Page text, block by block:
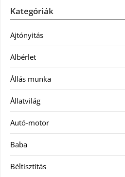
Kategóriák
Ajtónyitás
Albérlet
Állás munka
Állatvilág
Autó-motor
Baba
Béltisztítás